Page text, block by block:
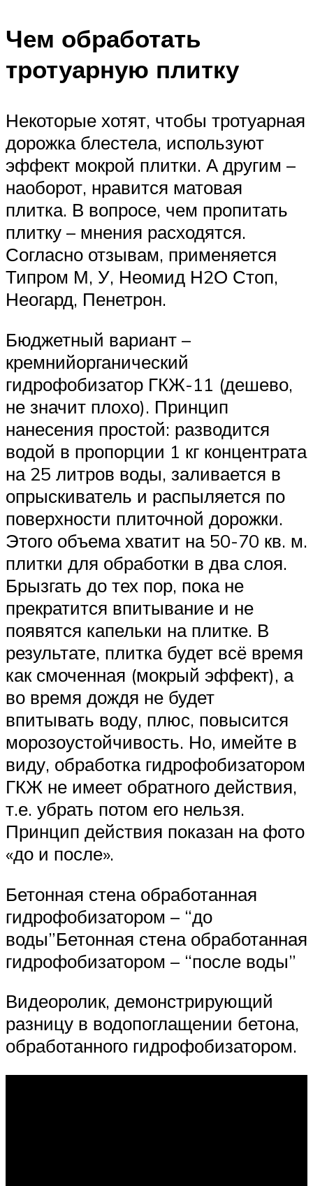
Чем обработать
тротуарную плитку
Некоторые хотят, чтобы тротуарная
дорожка блестела, используют
эффект мокрой плитки. А другим –
наоборот, нравится матовая
плитка. В вопросе, чем пропитать
плитку – мнения расходятся.
Согласно отзывам, применяется
Типром М, У, Неомид Н2О Стоп,
Неогард, Пенетрон.
Бюджетный вариант –
кремнийорганический
гидрофобизатор ГКЖ-11 (дешево,
не значит плохо). Принцип
нанесения простой: разводится
водой в пропорции 1 кг концентрата
на 25 литров воды, заливается в
опрыскиватель и распыляется по
поверхности плиточной дорожки.
Этого объема хватит на 50-70 кв. м.
плитки для обработки в два слоя.
Брызгать до тех пор, пока не
прекратится впитывание и не
появятся капельки на плитке. В
результате, плитка будет всё время
как смоченная (мокрый эффект), а
во время дождя не будет
впитывать воду, плюс, повысится
морозоустойчивость. Но, имейте в
виду, обработка гидрофобизатором
ГКЖ не имеет обратного действия,
т.е. убрать потом его нельзя.
Принцип действия показан на фото
«до и после».
Бетонная стена обработанная
гидрофобизатором – “до
воды”Бетонная стена обработанная
гидрофобизатором – “после воды”
Видеоролик, демонстрирующий
разницу в водопоглащении бетона,
обработанного гидрофобизатором.